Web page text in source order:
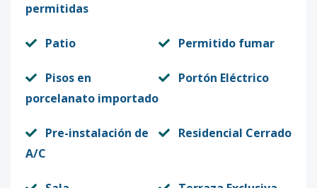
permitidas
Patio Permitido fumar
Pisos en
porcelanato importado
Portón Eléctrico
Pre-instalación de
A/C
Residencial Cerrado